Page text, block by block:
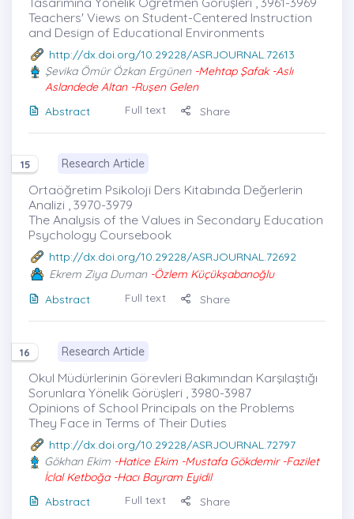
Teachers' Views on Student-Centered Instruction
and Design of Educational Environments
http://dx.doi.org/10.29228/ASRJOURNAL.72613
Şevika Ömür Özkan Ergünen-Mehtap Şafak -Aslı
Aslandede Altan -Ruşen Gelen
Abstract
Full text Share
15 Research Article
Ortaöğretim Psikoloji Ders Kitabında Değerlerin
Analizi , 3970-3979
The Analysis of the Values in Secondary Education
Psychology Coursebook
http://dx.doi.org/10.29228/ASRJOURNAL.72692
Ekrem Ziya Duman -Özlem Küçükşabanoğlu
Abstract
Full text Share
16 Research Article
Okul Müdürlerinin Görevleri Bakımından Karşılaştığı
Sorunlara Yönelik Görüşleri , 3980-3987
Opinions of School Principals on the Problems
They Face in Terms of Their Duties
http://dx.doi.org/10.29228/ASRJOURNAL.72797
Gökhan Ekim -Hatice Ekim -Mustafa Gökdemir -Fazilet
İclal Ketboğa -Hacı Bayram Eyidil
Abstract
Full text Share